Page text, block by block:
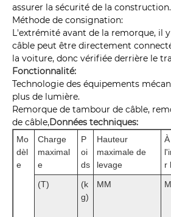
assurer la sécurité de la construction.
Méthode de consignation:
L'extrémité avant de la remorque, il
câble peut être directement
la voiture, donc vérifiée derrière le
Fonctionnalité:
Technologie des équipements
plus de lumière.
Remorque de tambour de câble,
de câble,Données techniques:
Mo
dèl
e
Charge
maximal
e
P
oi
ds
Hauteur
maximale de
levage
À
r
(T)
(k
g)
MM